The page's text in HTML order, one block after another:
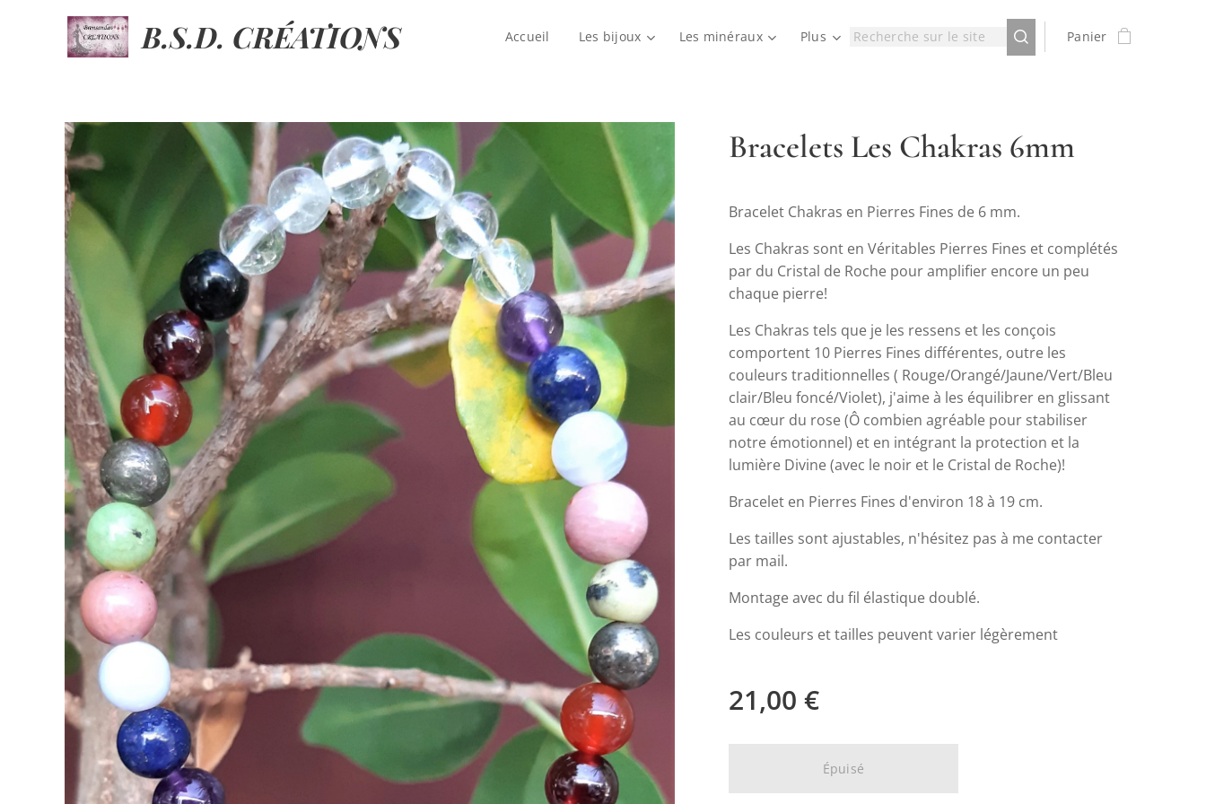
B.S.D. CRÉATIONS Accueil Les bijoux Les minéraux Plus Panier
Bracelets Les Chakras 6mm
Bracelet Chakras en Pierres Fines de 6 mm.
Les Chakras sont en Véritables Pierres Fines et complétés
par du Cristal de Roche pour amplifier encore un peu
chaque pierre!
Les Chakras tels que je les ressens et les conçois
comportent 10 Pierres Fines différentes, outre les
couleurs traditionnelles ( Rouge/Orangé/Jaune/Vert/Bleu
clair/Bleu foncé/Violet), j'aime à les équilibrer en glissant
au cœur du rose (Ô combien agréable pour stabiliser
notre émotionnel) et en intégrant la protection et la
lumière Divine (avec le noir et le Cristal de Roche)!
Bracelet en Pierres Fines d'environ 18 à 19 cm.
Les tailles sont ajustables, n'hésitez pas à me contacter
par mail.
Montage avec du fil élastique doublé.
Les couleurs et tailles peuvent varier légèrement
21,00 €
Épuisé